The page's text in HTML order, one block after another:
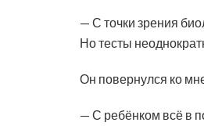
— С точки зрения
Но тесты
Он повернулся ко
— С ребёнком всё в